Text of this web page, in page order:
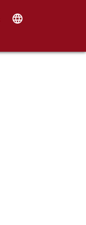
language